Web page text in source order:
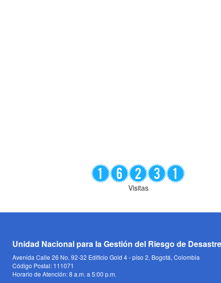
Visitas
Unidad Nacional para la Gestión del Riesgo de
Avenida Calle 26 No. 92-32 Edificio Gold 4 - piso 2, Bogotá, Colombia
Código Postal: 111071
Horario de Atención: 8 a.m. a 5:00 p.m.